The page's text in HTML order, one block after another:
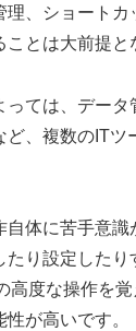
理、ショート
とは大前提と
っては、デー
ど、複数のITツ
自体に苦手意
たり設定した
高度な操作を
が高いです。